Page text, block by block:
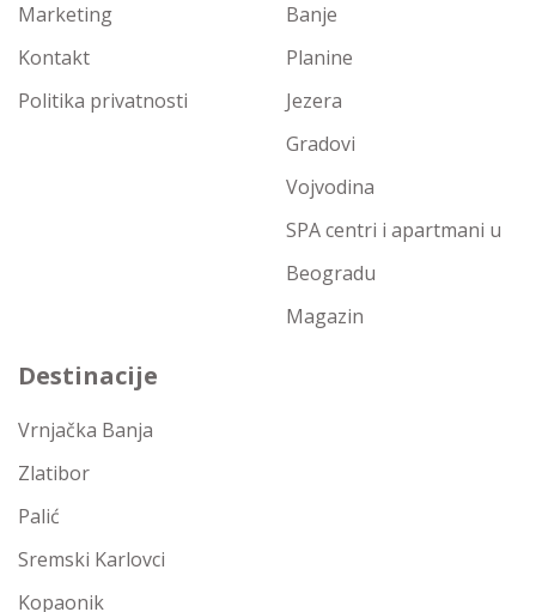
Marketing
Kontakt
Politika privatnosti
Banje
Planine
Jezera
Gradovi
Vojvodina
SPA centri i apartmani u
Beogradu
Magazin
Destinacije
Vrnjačka Banja
Zlatibor
Palić
Sremski Karlovci
Kopaonik